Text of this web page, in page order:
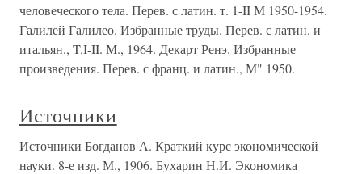
человеческого тела. Перев. с латин. т. 1-II М 1950-1954.
Галилей Галилео. Избранные труды. Перев. с латин. и
итальян., T.I-II. М., 1964. Декарт Ренэ. Избранные
произведения. Перев. с франц. и латин., М" 1950.
Источники
Источники Богданов А. Краткий курс экономической
науки. 8-е изд. М., 1906. Бухарин Н.И. Экономика